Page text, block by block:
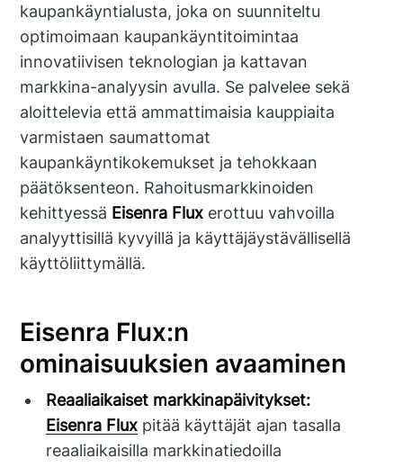
kaupankäyntialusta, joka on suunniteltu
optimoimaan kaupankäyntitoimintaa
innovatiivisen teknologian ja kattavan
markkina-analyysin avulla. Se palvelee sekä
aloittelevia että ammattimaisia kauppiaita
varmistaen saumattomat
kaupankäyntikokemukset ja tehokkaan
päätöksenteon. Rahoitusmarkkinoiden
kehittyessä Eisenra Flux erottuu vahvoilla
analyyttisillä kyvyillä ja käyttäjäystävällisellä
käyttöliittymällä.
Eisenra Flux:n
ominaisuuksien avaaminen
Reaaliaikaiset markkinapäivitykset:
Eisenra Flux pitää käyttäjät ajan tasalla
reaaliaikaisilla markkinatiedoilla